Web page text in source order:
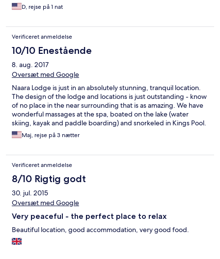
D, rejse på 1 nat
Verificeret anmeldelse
10/10 Enestående
8. aug. 2017
Oversæt med Google
Naara Lodge is just in an absolutely stunning, tranquil location.
The design of the lodge and locations is just outstanding - know
of no place in the near surrounding that is as amazing. We have
wonderful massages at the spa, boated on the lake (water
skiing, kayak and paddle boarding) and snorkeled in Kings Pool.
We will definitely be back again.
Maj, rejse på 3 nætter
Verificeret anmeldelse
8/10 Rigtig godt
30. jul. 2015
Oversæt med Google
Very peaceful - the perfect place to relax
Beautiful location, good accommodation, very good food.